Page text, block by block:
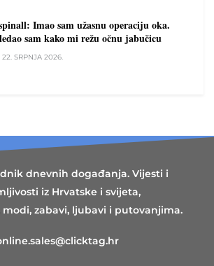
Imao sam užasnu operaciju oka.
sam kako mi režu očnu jabučicu
22. SRPNJA 2026.
dnevnih događanja. Vijesti i
iz Hrvatske i svijeta,
modi, zabavi, ljubavi i putovanjima.